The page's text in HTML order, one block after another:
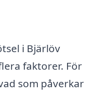
i Bjärlöv
faktorer. För
som påverkar